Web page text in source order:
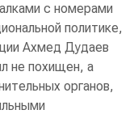
с номерами
политике,
Ахмед Дудаев
не похищен, а
органов,